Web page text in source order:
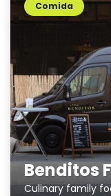
Benditos
Culinary family
Comida